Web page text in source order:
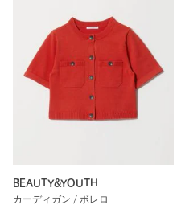
BEAUTY&YOUTH
カーディガン / ボレロ